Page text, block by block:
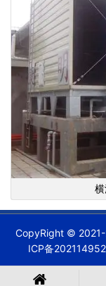
CopyRight © 2021-
ICP备